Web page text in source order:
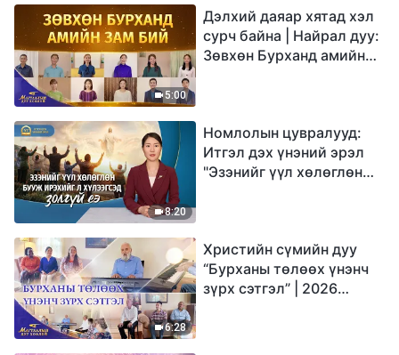
5:00
Дэлхий даяар хятад хэл
сурч байна | Найрал дуу:
Зөвхөн Бурханд амийн
8:20
Номлолын цувралууд:
Итгэл дэх үнэний эрэл
"Эзэнийг үүл хөлөглөн
6:28
Христийн сүмийн дуу
“Бурханы төлөөх үнэнч
зүрх сэтгэл” | 2026